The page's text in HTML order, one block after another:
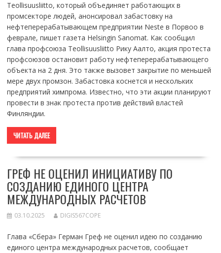
Teollisuusliitto, который объединяет работающих в
промсекторе людей, анонсировал забастовку на
нефтеперерабатывающем предприятии Neste в Порвоо в
феврале, пишет газета Helsingin Sanomat. Как сообщил
глава профсоюза Teollisuusliitto Рику Аалто, акция протеста
профсоюзов остановит работу нефтеперерабатывающего
объекта на 2 дня. Это также вызовет закрытие по меньшей
мере двух промзон. Забастовка коснется и нескольких
предприятий химпрома. Известно, что эти акции планируют
провести в знак протеста против действий властей
Финляндии.
ЧИТАТЬ ДАЛЕЕ
ГРЕФ НЕ ОЦЕНИЛ ИНИЦИАТИВУ ПО
СОЗДАНИЮ ЕДИНОГО ЦЕНТРА
МЕЖДУНАРОДНЫХ РАСЧЕТОВ
03.10.2025 DIGIS567COPE
Глава «Сбера» Герман Греф не оценил идею по созданию
единого центра международных расчетов, сообщает